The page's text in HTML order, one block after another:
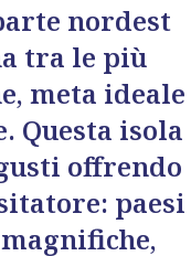
nordest
tra le più
meta ideale
Questa isola
offrendo
paesi